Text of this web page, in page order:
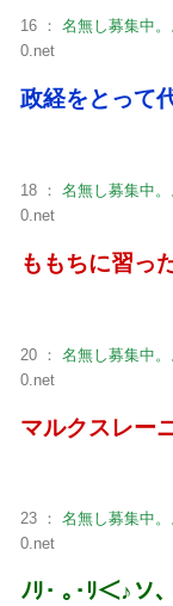
16 ： 名無し募集中
0.net
政経をとって
18 ： 名無し募集中
0.net
ももちに習っ
20 ： 名無し募集中
0.net
マルクスレー
23 ： 名無し募集中
0.net
ﾉﾘ･ ｡･ﾘ＜♪ソ